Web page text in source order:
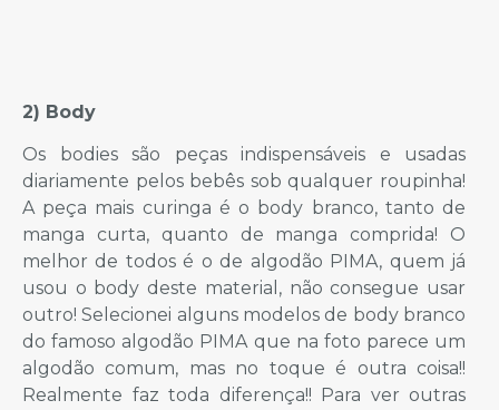
2) Body
Os bodies são peças indispensáveis e usadas
diariamente pelos bebês sob qualquer roupinha!
A peça mais curinga é o body branco, tanto de
manga curta, quanto de manga comprida! O
melhor de todos é o de algodão PIMA, quem já
usou o body deste material, não consegue usar
outro! Selecionei alguns modelos de body branco
do famoso algodão PIMA que na foto parece um
algodão comum, mas no toque é outra coisa!!
Realmente faz toda diferença!! Para ver outras